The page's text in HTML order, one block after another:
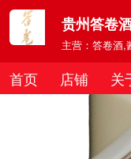
贵州答卷
主营：答卷酒,
首页 店铺 关